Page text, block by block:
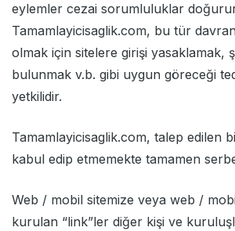
eylemler cezai sorumluluklar
Tamamlayicisaglik.com, bu tür
olmak için sitelere girişi yasaklamak,
bulunmak v.b. gibi uygun göreceği
yetkilidir.
Tamamlayicisaglik.com, talep edilen
kabul edip etmemekte tamamen
Web / mobil sitemize veya web /
kurulan “link”ler diğer kişi ve